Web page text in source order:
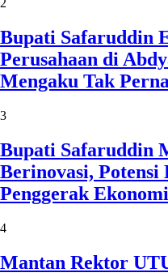
2
Bupati Safaruddin
Perusahaan di
Mengaku Tak
3
Bupati Safaruddin
Berinovasi,
Penggerak Ekonomi
4
Mantan Rektor